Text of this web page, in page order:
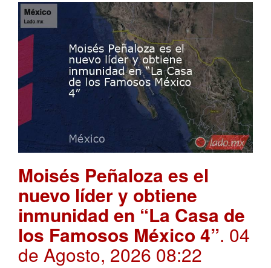
Moisés Peñaloza es el
nuevo líder y obtiene
inmunidad en “La Casa de
los Famosos México 4”. 04
de Agosto, 2026 08:22